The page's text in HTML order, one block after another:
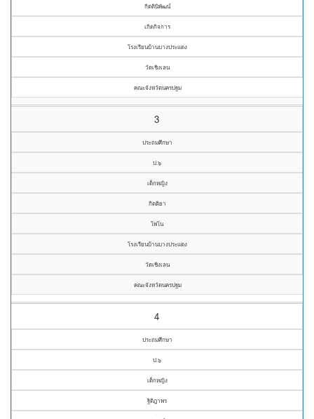
กิตตินิพัฒน์
เกิดกิจการ
โรงเรียนบ้านบางประแดง
วัดเชิงเลน
คณะจังหวัดนครปฐม
3
ประถมศึกษา
ป.๖
เด็กหญิง
กิตติยา
โพโน
โรงเรียนบ้านบางประแดง
วัดเชิงเลน
คณะจังหวัดนครปฐม
4
ประถมศึกษา
ป.๖
เด็กหญิง
ฐิติฎาพร